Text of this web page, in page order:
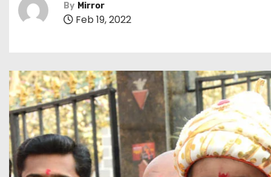
By Mirror
Feb 19, 2022